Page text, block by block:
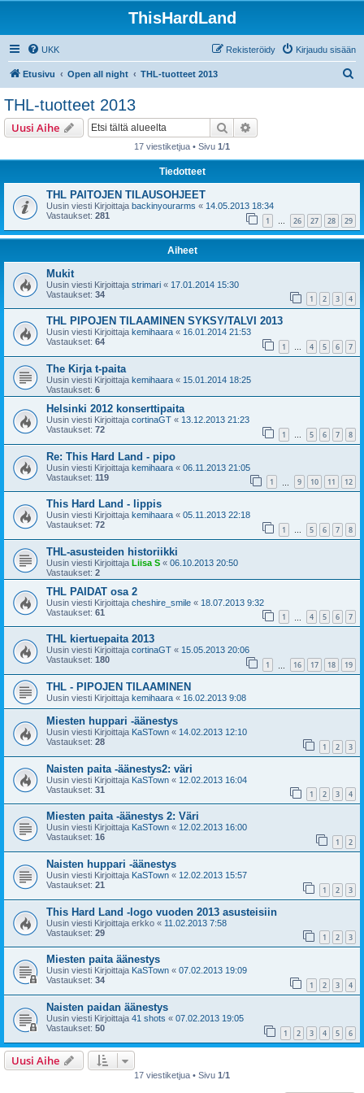
ThisHardLand
UKK Kirjaudu sisään
Rekisteröidy
Etusivu Open all night THL-tuotteet 2013
THL-tuotteet 2013
Uusi Aihe Etsi
17 viestiketjua • Sivu 1/1
Tiedotteet
THL PAITOJEN TILAUSOHJEET
Uusin viesti Kirjoittaja backinyourarms « 14.05.2013 18:34
Vastaukset: 281 1 … 26 27 28 29
Aiheet
Mukit
Uusin viesti Kirjoittaja strimari « 17.01.2014 15:30
Vastaukset: 34 1 2 3 4
THL PIPOJEN TILAAMINEN SYKSY/TALVI 2013
Uusin viesti Kirjoittaja kemihaara « 16.01.2014 21:53
Vastaukset: 64 1 … 4 5 6 7
The Kirja t-paita
Uusin viesti Kirjoittaja kemihaara « 15.01.2014 18:25
Vastaukset: 6
Helsinki 2012 konserttipaita
Uusin viesti Kirjoittaja cortinaGT « 13.12.2013 21:23
Vastaukset: 72 1 … 5 6 7 8
Re: This Hard Land - pipo
Uusin viesti Kirjoittaja kemihaara « 06.11.2013 21:05
Vastaukset: 119 1 9 10 11 12
This Hard Land - lippis
Uusin viesti Kirjoittaja kemihaara « 05.11.2013 22:18
Vastaukset: 72 1 … 5 6 7 8
THL-asusteiden historiikki
Uusin viesti Kirjoittaja Liisa S « 06.10.2013 20:50
Vastaukset: 2
THL PAIDAT osa 2
Uusin viesti Kirjoittaja cheshire_smile « 18.07.2013 9:32
Vastaukset: 61 1 4 5 6 7
THL kiertuepaita 2013
Uusin viesti Kirjoittaja cortinaGT « 15.05.2013 20:06
Vastaukset: 180 1 16 17 18 19
THL - PIPOJEN TILAAMINEN
Uusin viesti Kirjoittaja kemihaara « 16.02.2013 9:08
Miesten huppari -äänestys
Uusin viesti Kirjoittaja KaSTown « 14.02.2013 12:10
Vastaukset: 28 1 2 3
Naisten paita -äänestys2: väri
Uusin viesti Kirjoittaja KaSTown « 12.02.2013 16:04
Vastaukset: 31 1 2 3 4
Miesten paita -äänestys 2: Väri
Uusin viesti Kirjoittaja KaSTown « 12.02.2013 16:00
Vastaukset: 16 1 2
Naisten huppari -äänestys
Uusin viesti Kirjoittaja KaSTown « 12.02.2013 15:57
Vastaukset: 21 1 2 3
This Hard Land -logo vuoden 2013 asusteisiin
Uusin viesti Kirjoittaja erkko « 11.02.2013 7:58
Vastaukset: 29 1 2 3
Miesten paita äänestys
Uusin viesti Kirjoittaja KaSTown « 07.02.2013 19:09
Vastaukset: 34 1 2 3 4
Naisten paidan äänestys
Uusin viesti Kirjoittaja 41 shots « 07.02.2013 19:05
Vastaukset: 50 1 2 3 4 5 6
Uusi Aihe
17 viestiketjua • Sivu 1/1